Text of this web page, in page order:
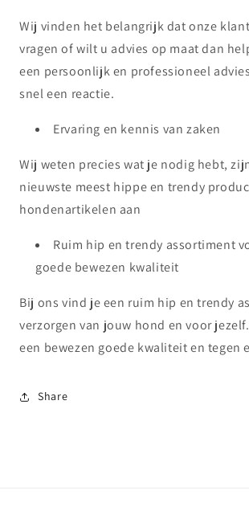
Wij vinden het belangrijk dat onze
vragen of wilt u advies op maat dan
een persoonlijk en professioneel
snel een reactie.
Ervaring en kennis van zaken
Wij weten precies wat je nodig hebt,
nieuwste meest hippe en trendy
hondenartikelen aan
Ruim hip en trendy assortiment
goede bewezen kwaliteit
Bij ons vind je een ruim hip en trendy
verzorgen van jouw hond en voor
een bewezen goede kwaliteit en tegen
Share